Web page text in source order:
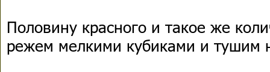
Половину красного и такое же
режем мелкими кубиками и тушим